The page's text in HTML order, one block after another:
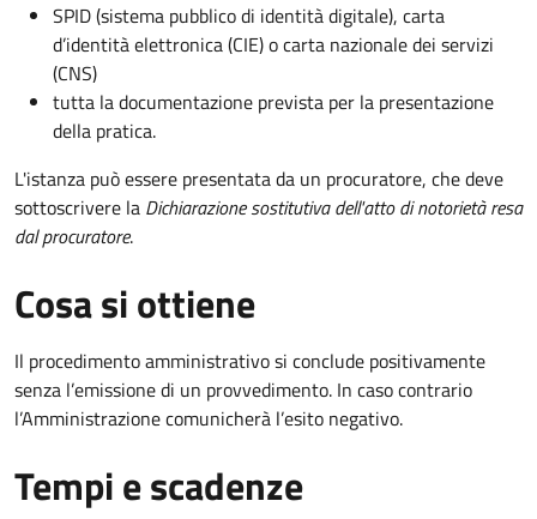
SPID (sistema pubblico di identità digitale), carta
d’identità elettronica (CIE) o carta nazionale dei servizi
(CNS)
tutta la documentazione prevista per la presentazione
della pratica.
L'istanza può essere presentata da un procuratore, che deve
sottoscrivere la Dichiarazione sostitutiva dell'atto di notorietà resa
dal procuratore.
Cosa si ottiene
Il procedimento amministrativo si conclude positivamente
senza l’emissione di un provvedimento. In caso contrario
l’Amministrazione comunicherà l’esito negativo.
Tempi e scadenze